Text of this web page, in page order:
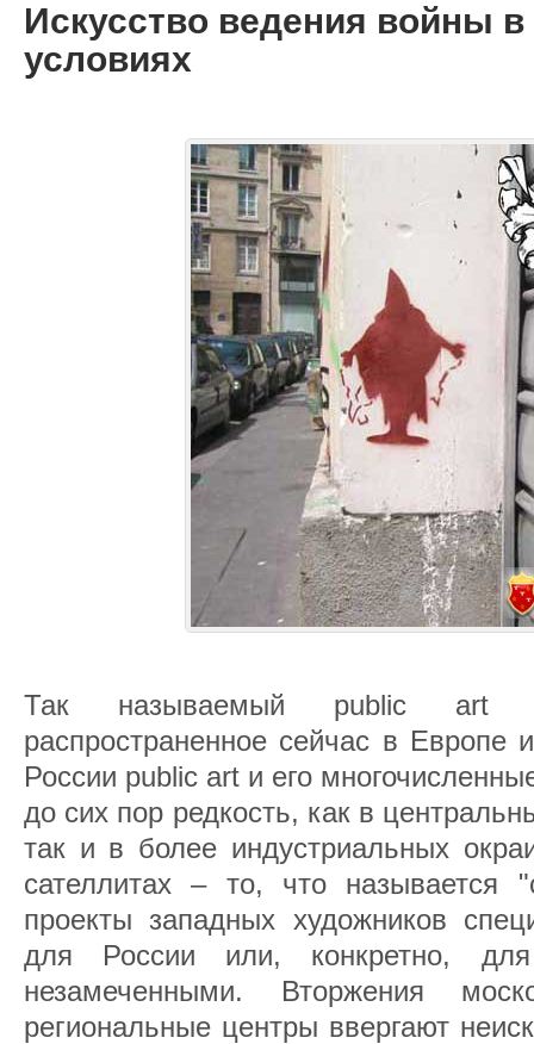
Искусство ведения войны в
условиях
Так называемый public art
распространенное сейчас в
России public art и его
до сих пор редкость, как в
так и в более индустриальных
сателлитах – то, что называется
проекты западных художников
для России или, конкретно,
незамеченными. Вторжения
региональные центры ввергают